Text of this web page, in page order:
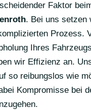
Faktor
. Bei uns setzen
Prozess.
Ihres
wir Effizienz an.
so reibungslos wie
Kompromisse bei